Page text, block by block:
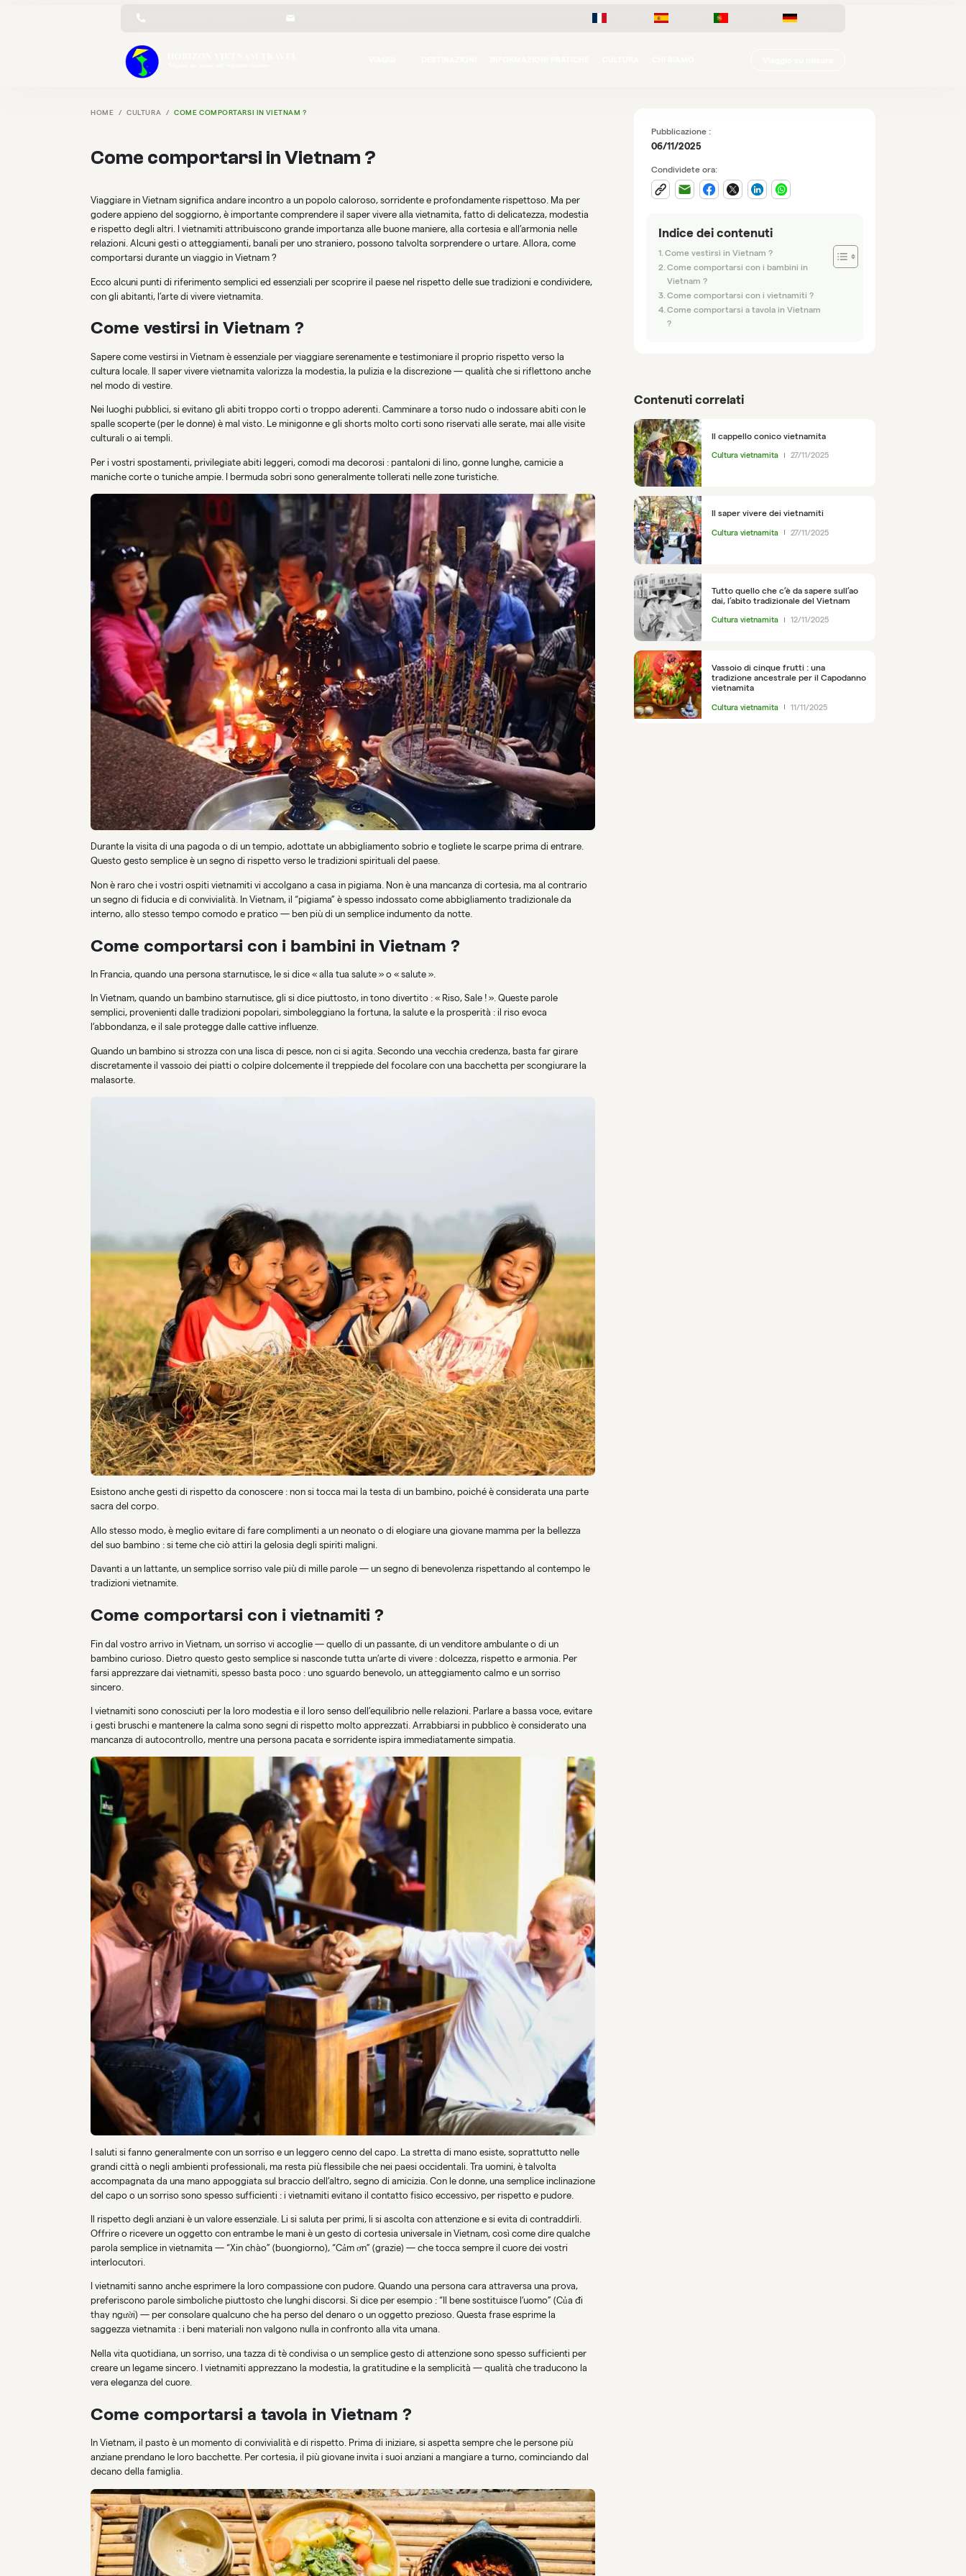
HOME CULTURA COME COMPORTARSI IN VIETNAM ?
Come comportarsi in Vietnam ?
Viaggiare in Vietnam significa andare incontro a un popolo caloroso, sorridente e profondamente rispettoso. Ma per
godere appieno del soggiorno, è importante comprendere il saper vivere alla vietnamita, fatto di delicatezza, modestia
e rispetto degli altri. I vietnamiti attribuiscono grande importanza alle buone maniere, alla cortesia e all’armonia nelle
relazioni. Alcuni gesti o atteggiamenti, banali per uno straniero, possono talvolta sorprendere o urtare. Allora, come
comportarsi durante un viaggio in Vietnam ?
Ecco alcuni punti di riferimento semplici ed essenziali per scoprire il paese nel rispetto delle sue tradizioni e condividere,
con gli abitanti, l’arte di vivere vietnamita.
Come vestirsi in Vietnam ?
Sapere come vestirsi in Vietnam è essenziale per viaggiare serenamente e testimoniare il proprio rispetto verso la
cultura locale. Il saper vivere vietnamita valorizza la modestia, la pulizia e la discrezione — qualità che si riflettono anche
nel modo di vestire.
Nei luoghi pubblici, si evitano gli abiti troppo corti o troppo aderenti. Camminare a torso nudo o indossare abiti con le
spalle scoperte (per le donne) è mal visto. Le minigonne e gli shorts molto corti sono riservati alle serate, mai alle visite
culturali o ai templi.
Per i vostri spostamenti, privilegiate abiti leggeri, comodi ma decorosi : pantaloni di lino, gonne lunghe, camicie a
maniche corte o tuniche ampie. I bermuda sobri sono generalmente tollerati nelle zone turistiche.
Durante la visita di una pagoda o di un tempio, adottate un abbigliamento sobrio e togliete le scarpe prima di entrare.
Questo gesto semplice è un segno di rispetto verso le tradizioni spirituali del paese.
Non è raro che i vostri ospiti vietnamiti vi accolgano a casa in pigiama. Non è una mancanza di cortesia, ma al contrario
un segno di fiducia e di convivialità. In Vietnam, il “pigiama” è spesso indossato come abbigliamento tradizionale da
interno, allo stesso tempo comodo e pratico — ben più di un semplice indumento da notte.
Come comportarsi con i bambini in Vietnam ?
In Francia, quando una persona starnutisce, le si dice « alla tua salute » o « salute ».
In Vietnam, quando un bambino starnutisce, gli si dice piuttosto, in tono divertito : « Riso, Sale ! ». Queste parole
semplici, provenienti dalle tradizioni popolari, simboleggiano la fortuna, la salute e la prosperità : il riso evoca
l’abbondanza, e il sale protegge dalle cattive influenze.
Quando un bambino si strozza con una lisca di pesce, non ci si agita. Secondo una vecchia credenza, basta far girare
discretamente il vassoio dei piatti o colpire dolcemente il treppiede del focolare con una bacchetta per scongiurare la
malasorte.
Esistono anche gesti di rispetto da conoscere : non si tocca mai la testa di un bambino, poiché è considerata una parte
sacra del corpo.
Allo stesso modo, è meglio evitare di fare complimenti a un neonato o di elogiare una giovane mamma per la bellezza
del suo bambino : si teme che ciò attiri la gelosia degli spiriti maligni.
Davanti a un lattante, un semplice sorriso vale più di mille parole — un segno di benevolenza rispettando al contempo le
tradizioni vietnamite.
Come comportarsi con i vietnamiti ?
Fin dal vostro arrivo in Vietnam, un sorriso vi accoglie — quello di un passante, di un venditore ambulante o di un
bambino curioso. Dietro questo gesto semplice si nasconde tutta un’arte di vivere : dolcezza, rispetto e armonia. Per
farsi apprezzare dai vietnamiti, spesso basta poco : uno sguardo benevolo, un atteggiamento calmo e un sorriso
sincero.
I vietnamiti sono conosciuti per la loro modestia e il loro senso dell’equilibrio nelle relazioni. Parlare a bassa voce, evitare
i gesti bruschi e mantenere la calma sono segni di rispetto molto apprezzati. Arrabbiarsi in pubblico è considerato una
mancanza di autocontrollo, mentre una persona pacata e sorridente ispira immediatamente simpatia.
I saluti si fanno generalmente con un sorriso e un leggero cenno del capo. La stretta di mano esiste, soprattutto nelle
grandi città o negli ambienti professionali, ma resta più flessibile che nei paesi occidentali. Tra uomini, è talvolta
accompagnata da una mano appoggiata sul braccio dell’altro, segno di amicizia. Con le donne, una semplice inclinazione
del capo o un sorriso sono spesso sufficienti : i vietnamiti evitano il contatto fisico eccessivo, per rispetto e pudore.
Il rispetto degli anziani è un valore essenziale. Li si saluta per primi, li si ascolta con attenzione e si evita di contraddirli.
Offrire o ricevere un oggetto con entrambe le mani è un gesto di cortesia universale in Vietnam, così come dire qualche
parola semplice in vietnamita — “Xin chào” (buongiorno), “Cảm ơn” (grazie) — che tocca sempre il cuore dei vostri
interlocutori.
I vietnamiti sanno anche esprimere la loro compassione con pudore. Quando una persona cara attraversa una prova,
preferiscono parole simboliche piuttosto che lunghi discorsi. Si dice per esempio : “Il bene sostituisce l’uomo” (Của đi
thay người) — per consolare qualcuno che ha perso del denaro o un oggetto prezioso. Questa frase esprime la
saggezza vietnamita : i beni materiali non valgono nulla in confronto alla vita umana.
Nella vita quotidiana, un sorriso, una tazza di tè condivisa o un semplice gesto di attenzione sono spesso sufficienti per
creare un legame sincero. I vietnamiti apprezzano la modestia, la gratitudine e la semplicità — qualità che traducono la
vera eleganza del cuore.
Come comportarsi a tavola in Vietnam ?
In Vietnam, il pasto è un momento di convivialità e di rispetto. Prima di iniziare, si aspetta sempre che le persone più
anziane prendano le loro bacchette. Per cortesia, il più giovane invita i suoi anziani a mangiare a turno, cominciando dal
decano della famiglia.
Pubblicazione :
06/11/2025
Condividete ora:
Indice dei contenuti
Come vestirsi in Vietnam ?
Come comportarsi con i bambini in
Vietnam ?
Come comportarsi con i vietnamiti ?
Come comportarsi a tavola in Vietnam
?
Contenuti correlati
Il cappello conico vietnamita
Cultura vietnamita 27/11/2025
Il saper vivere dei vietnamiti
Cultura vietnamita 27/11/2025
Tutto quello che c’è da sapere sull’ao
dai, l’abito tradizionale del Vietnam
Cultura vietnamita 12/11/2025
Vassoio di cinque frutti : una
tradizione ancestrale per il Capodanno
vietnamita
Cultura vietnamita 11/11/2025